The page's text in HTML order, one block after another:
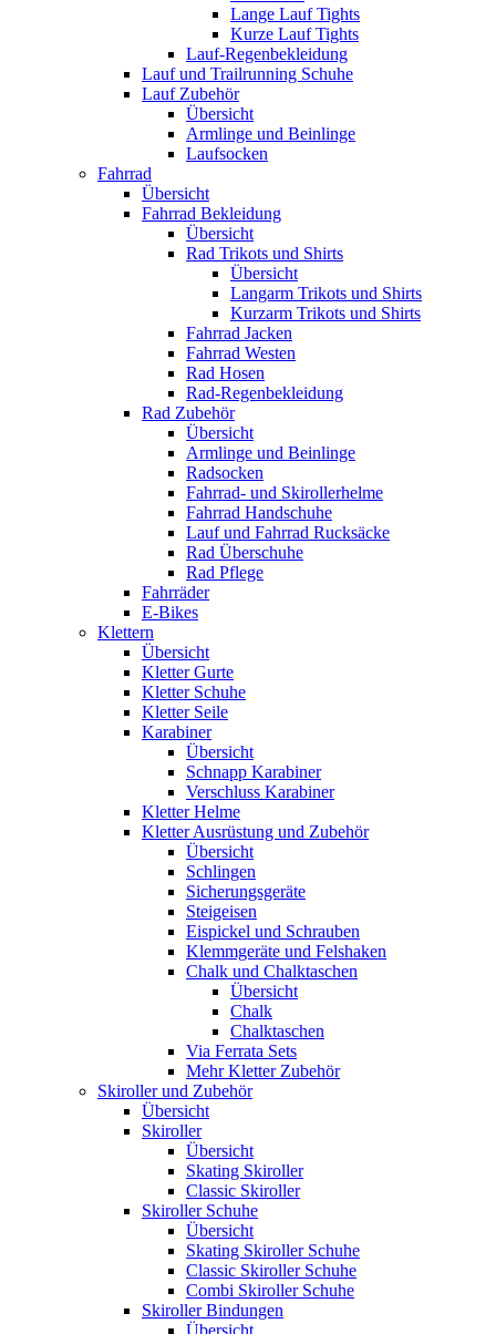
Lange Lauf Tights
Kurze Lauf Tights
Lauf-Regenbekleidung
Lauf und Trailrunning Schuhe
Lauf Zubehör
Übersicht
Armlinge und Beinlinge
Laufsocken
Fahrrad
Übersicht
Fahrrad Bekleidung
Übersicht
Rad Trikots und Shirts
Übersicht
Langarm Trikots und Shirts
Kurzarm Trikots und Shirts
Fahrrad Jacken
Fahrrad Westen
Rad Hosen
Rad-Regenbekleidung
Rad Zubehör
Übersicht
Armlinge und Beinlinge
Radsocken
Fahrrad- und Skirollerhelme
Fahrrad Handschuhe
Lauf und Fahrrad Rucksäcke
Rad Überschuhe
Rad Pflege
Fahrräder
E-Bikes
Klettern
Übersicht
Kletter Gurte
Kletter Schuhe
Kletter Seile
Karabiner
Übersicht
Schnapp Karabiner
Verschluss Karabiner
Kletter Helme
Kletter Ausrüstung und Zubehör
Übersicht
Schlingen
Sicherungsgeräte
Steigeisen
Eispickel und Schrauben
Klemmgeräte und Felshaken
Chalk und Chalktaschen
Übersicht
Chalk
Chalktaschen
Via Ferrata Sets
Mehr Kletter Zubehör
Skiroller und Zubehör
Übersicht
Skiroller
Übersicht
Skating Skiroller
Classic Skiroller
Skiroller Schuhe
Übersicht
Skating Skiroller Schuhe
Classic Skiroller Schuhe
Combi Skiroller Schuhe
Skiroller Bindungen
Übersicht